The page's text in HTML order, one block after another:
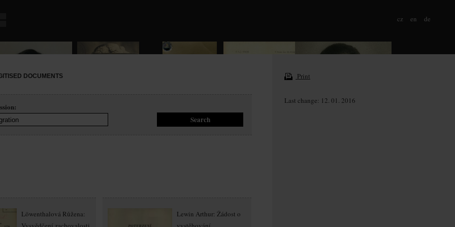
cz en de
DOCUMENTS
Löwenthalová Růžena:
Lewin Arthur: Žádost o
Print
Last change: 12. 01. 2016